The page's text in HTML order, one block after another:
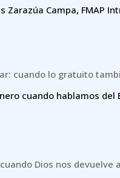
Zarazúa Campa, FMAP
cuando lo gratuito
cuando hablamos del
Dios nos devuelve